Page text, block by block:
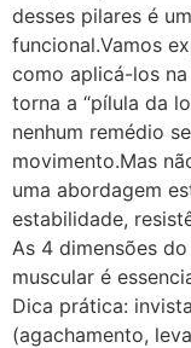
desses pilares é
funcional.Vamos
como aplicá-los
torna a “pílula da
nenhum remédio
movimento.Mas
uma abordagem
estabilidade,
As 4 dimensões
muscular é
Dica prática:
(agachamento,